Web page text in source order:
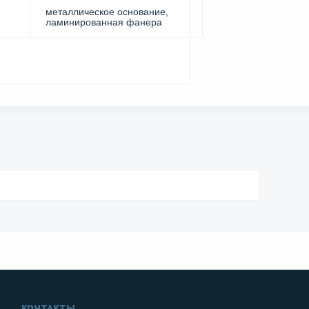
металлическое основание,
ламинированная фанера